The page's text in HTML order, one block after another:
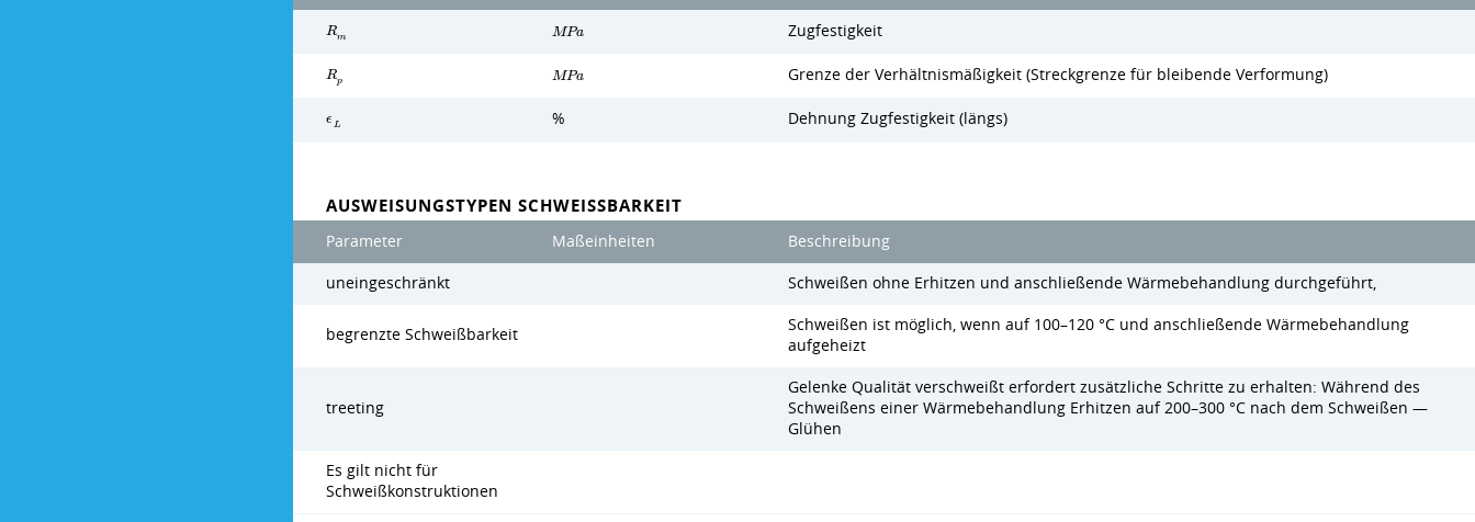
Rm MPa Zugfestigkeit
Rp MPa Grenze der Verhältnismäßigkeit (Streckgrenze für bleibende Verformung)
ϵ L % Dehnung Zugfestigkeit (längs)
AUSWEISUNGSTYPEN SCHWEISSBARKEIT
Parameter Maßeinheiten Beschreibung
uneingeschränkt Schweißen ohne Erhitzen und anschließende Wärmebehandlung durchgeführt,
begrenzte Schweißbarkeit
Schweißen ist möglich, wenn auf 100–120 °C und anschließende Wärmebehandlung
aufgeheizt
treeting
Gelenke Qualität verschweißt erfordert zusätzliche Schritte zu erhalten: Während des
Schweißens einer Wärmebehandlung Erhitzen auf 200–300 °C nach dem Schweißen —
Glühen
Es gilt nicht für
Schweißkonstruktionen